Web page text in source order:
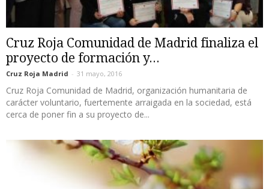
Cruz Roja Comunidad de Madrid finaliza el
proyecto de formación y...
Cruz Roja Madrid - 31 mayo, 2016
Cruz Roja Comunidad de Madrid, organización humanitaria de
carácter voluntario, fuertemente arraigada en la sociedad, está
cerca de poner fin a su proyecto de...